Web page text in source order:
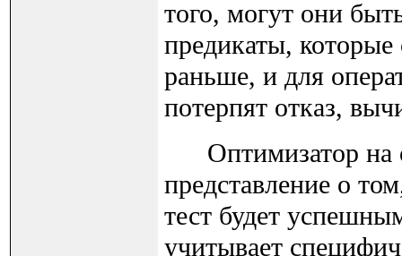
того, могут они
предикаты,
раньше, и для
потерпят отказ,
Оптимизатор на
представление о
тест будет
учитывает